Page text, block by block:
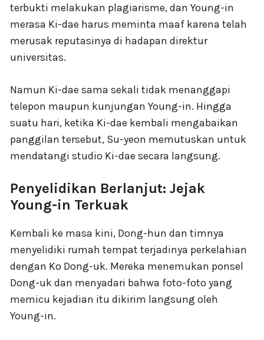
terbukti melakukan plagiarisme, dan Young-in
merasa Ki-dae harus meminta maaf karena telah
merusak reputasinya di hadapan direktur
universitas.
Namun Ki-dae sama sekali tidak menanggapi
telepon maupun kunjungan Young-in. Hingga
suatu hari, ketika Ki-dae kembali mengabaikan
panggilan tersebut, Su-yeon memutuskan untuk
mendatangi studio Ki-dae secara langsung.
Penyelidikan Berlanjut: Jejak
Young-in Terkuak
Kembali ke masa kini, Dong-hun dan timnya
menyelidiki rumah tempat terjadinya perkelahian
dengan Ko Dong-uk. Mereka menemukan ponsel
Dong-uk dan menyadari bahwa foto-foto yang
memicu kejadian itu dikirim langsung oleh
Young-in.